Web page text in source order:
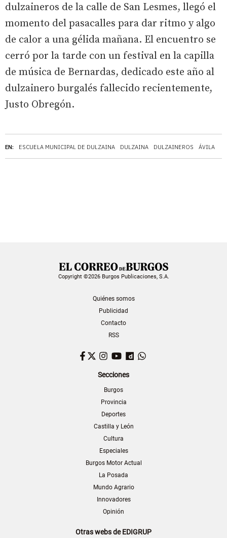
EN: ESCUELA MUNICIPAL DE DULZAINA DULZAINA DULZAINEROS ÁVILA
dulzaineros de la calle de San Lesmes, llegó el
momento del pasacalles para dar ritmo y algo
de calor a una gélida mañana. El encuentro se
cerró por la tarde con un festival en la capilla
de música de Bernardas, dedicado este año al
dulzainero burgalés fallecido recientemente,
Justo Obregón.
Copyright ©2026 Burgos Publicaciones, S.A.
Quiénes somos
Publicidad
Contacto
RSS
Facebook
TwitterInstagram
YouTubeDailymotion
Secciones
Burgos
Provincia
Deportes
Castilla y León
Cultura
Especiales
Burgos Motor Actual
La Posada
Mundo Agrario
Innovadores
Opinión
Otras webs de EDIGRUP